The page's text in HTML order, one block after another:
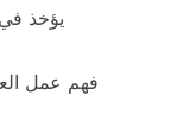
يؤخذ
فهم عمل